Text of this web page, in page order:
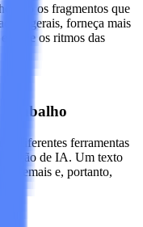
os fragmentos que
gerais, forneça mais
varie os ritmos das
Trabalho
diferentes ferramentas
de IA. Um texto
demais e, portanto,